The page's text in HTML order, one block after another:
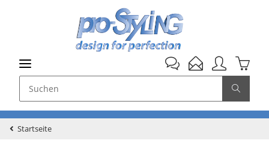
Startseite